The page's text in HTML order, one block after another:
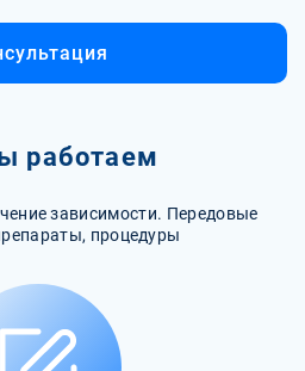
работаем
зависимости. Передовые
процедуры